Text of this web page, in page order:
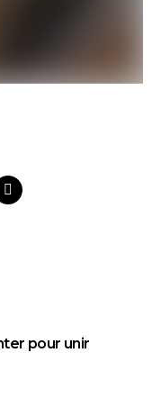
pour unir